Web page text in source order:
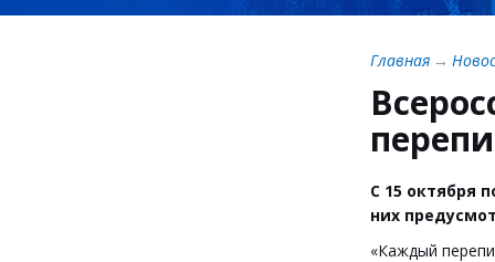
Главная →
С 15 октября
них
«Каждый